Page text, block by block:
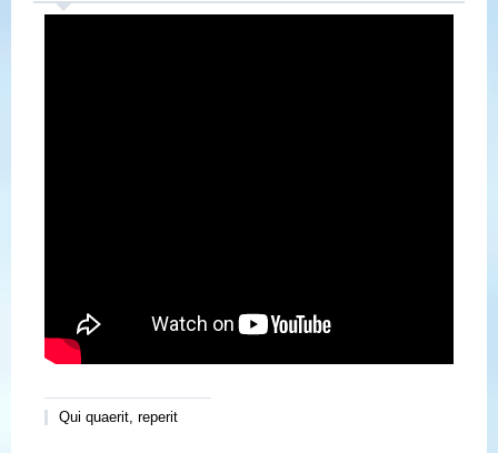
Qui quaerit, reperit